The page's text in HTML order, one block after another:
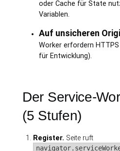
oder Cache für State
Variablen.
Auf unsicheren
Worker erfordern
für Entwicklung).
Der Service-
(5 Stufen)
Register. Seite ruft